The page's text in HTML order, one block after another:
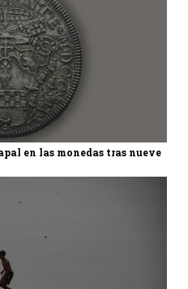
en las monedas tras nueve